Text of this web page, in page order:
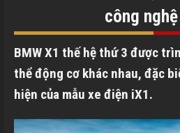
công
BMW X1 thế hệ thứ 3 được
thể động cơ khác nhau, đặc
hiện của mẫu xe điện iX1.